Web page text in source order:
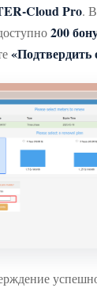
Cloud Pro.
200
«Подтвердить